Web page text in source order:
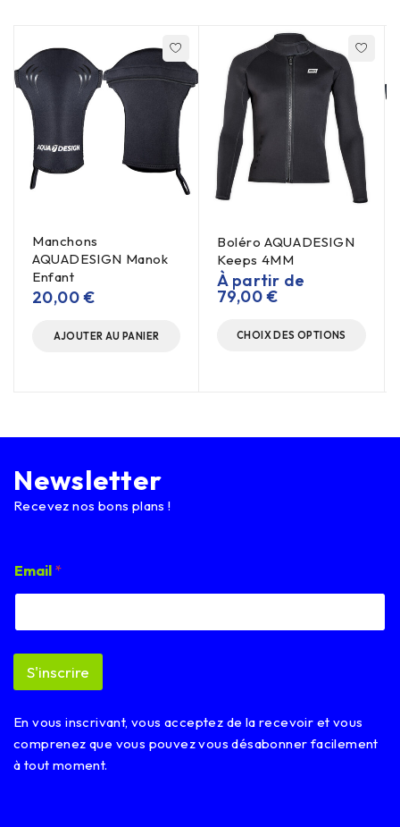
Manchons
AQUADESIGN Manok
Enfant
20,00€
AJOUTER AU PANIER
Boléro AQUADESIGN
Keeps 4MM
À partir de
79,00€
CHOIX DES OPTIONS
Newsletter
Recevez nos bons plans !
E
m
i
*
Email *
S'inscrire
En vous inscrivant, vous acceptez de la recevoir et vous
comprenez que vous pouvez vous désabonner facilement
à tout moment.